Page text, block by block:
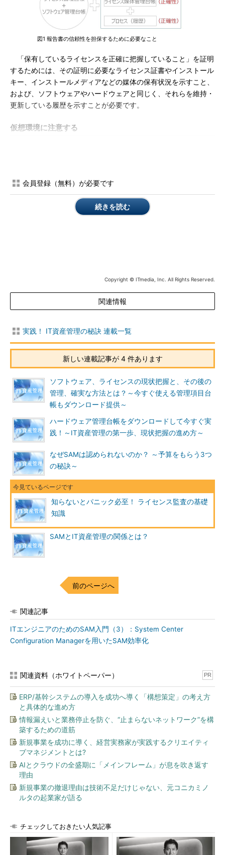
図1 報告書の信頼性を担保するために必要なこと
「保有しているライセンスを正確に把握していること」を証明
するためには、その証明に必要なライセンス証書やインストール
キー、インストールメディアなどの媒体の保有状況を示すこと、
および、ソフトウェアやハードウェアと同じく、それらを維持・
更新している履歴を示すことが必要です。
仮想環境に注意する
メーカーが力を入れてきている分野であり、今後、その監査請求
を受ける企業・組織は間違いなく増えてくるでしょう。
サーバー監査のポイントは、CPUやHot Stand by、Cold
な利用を促進するためにサーバーを仮想化したりするケースが増
えています。
て、意図せずしてライセンス違反を犯してしまうというケースで
す。ただし、これについてはサーバー環境の変化を適切に把握
し、記録しておくプロセスを持つことで簡単に防ぐことができる
ようになります（この点については、本連載で執筆予定の「SAM
今後、さらに大きな問題になると筆者が考えているのは、サー
バーよりもむしろデスクトップの仮想化です。データセキュリテ
ィとモバイル環境との併存、およびネット環境の高度化によって
この分野の仮想化は今後加速していくでしょう。
デスクトップを仮想化環境で使うということは、当面の間は従
来のオンプレミス環境と仮想化環境を併用することになります。
これは従業員数よりも多いデスクトップ環境の管理工数が単純に
倍になるだけではありません。一般的なインベントリツールの場
合、1台の物理サーバーに複数存在する可能性のある仮想環境ご
とに実行する必要があります。その点も考えれば、その管理負
荷・構築負荷は、従来環境のそれとは比べ物にならないほど高い
ものになります。
IT資産管理もSAMも、仮想化環境においては管理が高度化して
り組むのは至難の業です。管理対象が複雑化・高度化する前に、
現時点の利用状況・保有状況を適切に把握しておくことが重要で
IT資産の運用保守をアウトソースしていても「大丈夫」とは
いえない
が、こういう人も要注意です。
まず、ソフトウェアメーカーが自ら保守を請け負っていること
もありますが、保守を行っているのがそのソフトウェアメーカー
自身か否かに関わらず、監査は実施されます。そのソフトウェア
メーカー自身が管理していても、不足が指摘されるケースもあり
ます。
PCの通常のインストール／アンインストールも含めて、導入
時のキッティングから外部にアウトソースしている組織も少なく
ありませんが、その際に、例えば「Standardエディション」を
いソフトウェアを誤ってマスターDVDに焼いてしまい、全ての
PCに展開してしまったりしているケースがあります。
会員登録（無料）が必要です
続きを読む
Copyright © ITmedia, Inc. All Rights Reserved.
関連情報
実践！ IT資産管理の秘訣 連載一覧
新しい連載記事が 4 件あります
ソフトウェア、ライセンスの現状把握と、その後の
管理、確実な方法とは？～今すぐ使える管理項目台
帳もダウンロード提供～
ハードウェア管理台帳をダウンロードして今すぐ実
践！～IT資産管理の第一歩、現状把握の進め方～
なぜSAMは認められないのか？ ～予算をもらう3つ
の秘訣～
知らないとパニック必至！ ライセンス監査の基礎
知識
SAMとIT資産管理の関係とは？
前のページへ
関連記事
ITエンジニアのためのSAM入門（3）：System Center
Configuration Managerを用いたSAM効率化
関連資料（ホワイトペーパー） PR
ERP/基幹システムの導入を成功へ導く「構想策定」の考え方
と具体的な進め方
情報漏えいと業務停止を防ぐ、“止まらないネットワーク”を構
築するための道筋
新規事業を成功に導く、経営実務家が実践するクリエイティ
ブマネジメントとは?
AIとクラウドの全盛期に「メインフレーム」が息を吹き返す
理由
新規事業の撤退理由は技術不足だけじゃない、元コニカミノ
ルタの起業家が語る
チェックしておきたい人気記事